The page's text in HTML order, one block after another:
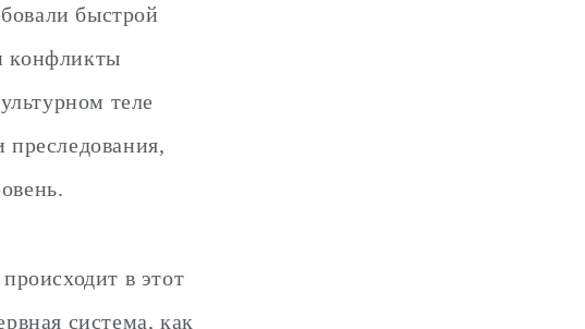
быстрой
конфликты
теле
преследования,
в этот
система, как